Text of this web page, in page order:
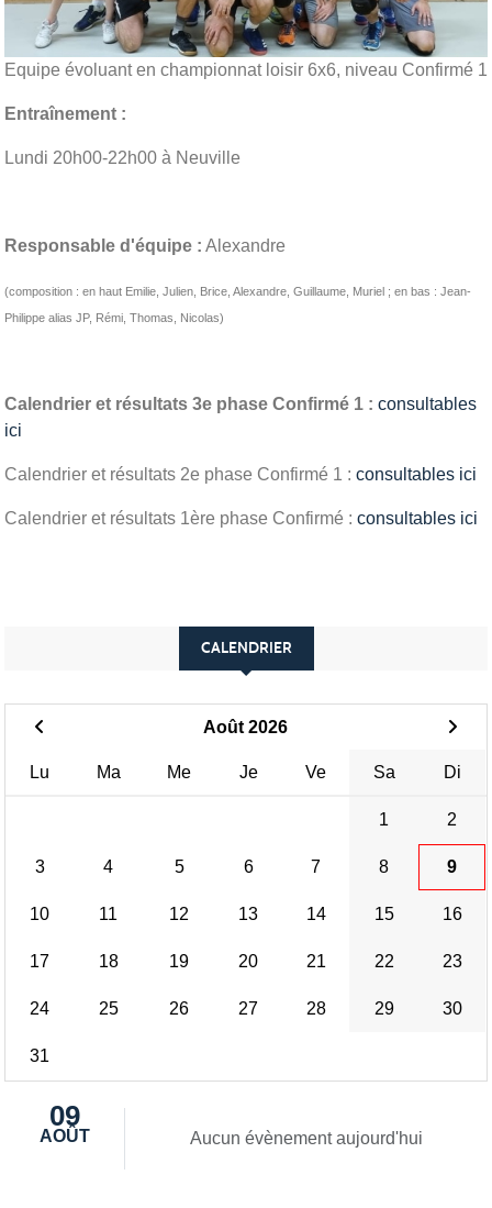
Equipe évoluant en championnat loisir 6x6, niveau Confirmé 1
Entraînement :
Lundi 20h00-22h00 à Neuville
Responsable d'équipe : Alexandre
(composition : en haut Emilie, Julien, Brice, Alexandre, Guillaume, Muriel ; en bas : Jean-
Philippe alias JP, Rémi, Thomas, Nicolas)
Calendrier et résultats 3e phase Confirmé 1 : consultables
ici
Calendrier et résultats 2e phase Confirmé 1 : consultables ici
Calendrier et résultats 1ère phase Confirmé : consultables ici
CALENDRIER
Août 2026
Lu Ma Me Je Ve Sa Di
1 2
3 4 5 6 7 8 9
10 11 12 13 14 15 16
17 18 19 20 21 22 23
24 25 26 27 28 29 30
31
09
AOÛT Aucun évènement aujourd'hui